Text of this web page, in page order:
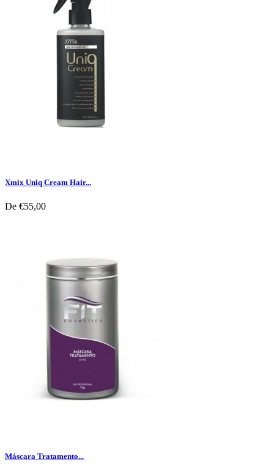
Xmix Uniq Cream Hair...
De €55,00
Máscara Tratamento...